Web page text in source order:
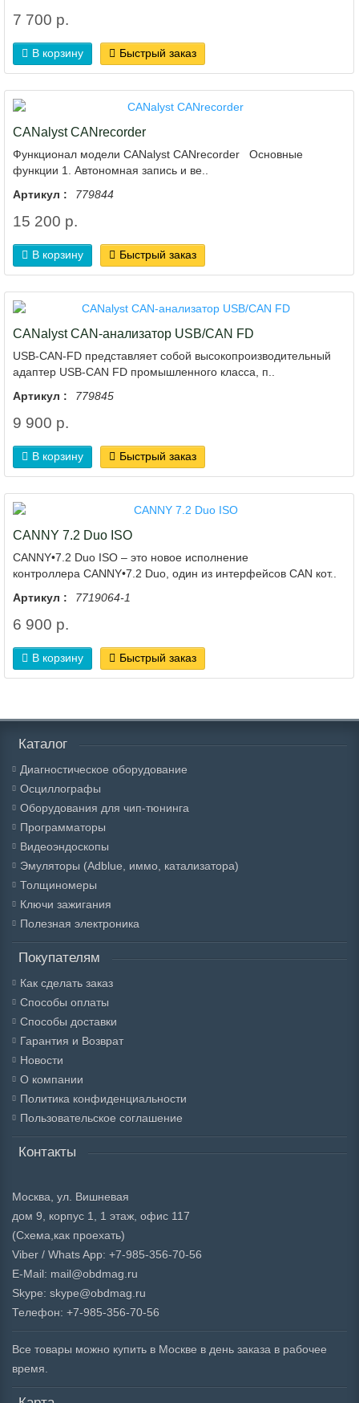
7 700 р.
В корзину Быстрый заказ
CANalyst CANrecorder
Функционал модели CANalyst CANrecorder Основные
функции 1. Автономная запись и ве..
Артикул :
779844
15 200 р.
В корзину Быстрый заказ
CANalyst CAN-анализатор USB/CAN FD
USB-CAN-FD представляет собой высокопроизводительный
адаптер USB-CAN FD промышленного класса, п..
Артикул :
779845
9 900 р.
В корзину Быстрый заказ
CANNY 7.2 Duo ISO
CANNY•7.2 Duo ISO – это новое исполнение
контроллера CANNY•7.2 Duo, один из интерфейсов CAN кот..
Артикул :
7719064-1
6 900 р.
В корзину Быстрый заказ
Каталог
Диагностическое оборудование
Осциллографы
Оборудования для чип-тюнинга
Программаторы
Видеоэндоскопы
Эмуляторы (Adblue, иммо, катализатора)
Толщиномеры
Ключи зажигания
Полезная электроника
Покупателям
Как сделать заказ
Способы оплаты
Способы доставки
Гарантия и Возврат
Новости
О компании
Политика конфиденциальности
Пользовательское соглашение
Контакты
Москва, ул. Вишневая
дом 9, корпус 1, 1 этаж, офис 117
(Схема, как проехать)
Viber / Whats App: +7-985-356-70-56
E-Mail: mail@obdmag.ru
Skype: skype@obdmag.ru
Телефон: +7-985-356-70-56
Все товары можно купить в Москве в день заказа в рабочее
время.